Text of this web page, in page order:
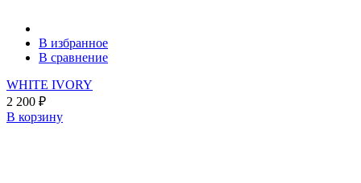
В избранное
В сравнение
WHITE IVORY
2 200 ₽
В корзину